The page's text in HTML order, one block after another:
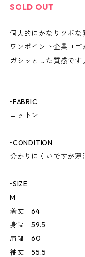
SOLD OUT
個人的にかなりツボな
ワンポイント企業ロゴ
ガシッとした質感です。
•FABRIC
コットン
•CONDITION
分かりにくいですが薄
•SIZE
M
着丈 64
身幅 59.5
肩幅 60
袖丈 55.5